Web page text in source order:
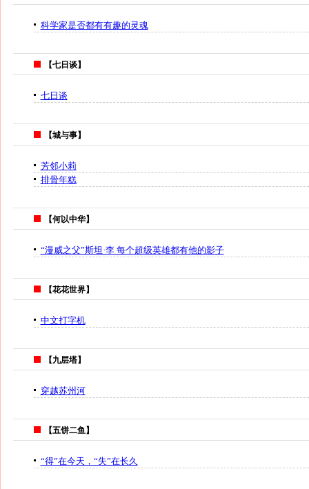
科学家是否都有有趣的灵魂
【七日谈】
七日谈
【城与事】
芳邻小莉
排骨年糕
【何以中华】
“漫威之父”斯坦·李 每个超级英雄都有他的影子
【花花世界】
中文打字机
【九层塔】
穿越苏州河
【五饼二鱼】
“得”在今天，“失”在长久